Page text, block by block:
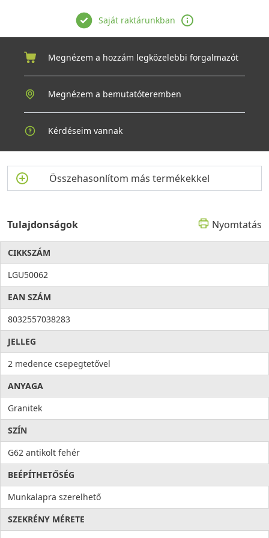
Saját raktárunkban
Megnézem a hozzám legközelebbi forgalmazót
Megnézem a bemutatóteremben
Kérdéseim vannak
Összehasonlítom más termékekkel
Tulajdonságok Nyomtatás
CIKKSZÁM
LGU50062
EAN SZÁM
8032557038283
JELLEG
2 medence csepegtetővel
ANYAGA
Granitek
SZÍN
G62 antikolt fehér
BEÉPÍTHETŐSÉG
Munkalapra szerelhető
SZEKRÉNY MÉRETE